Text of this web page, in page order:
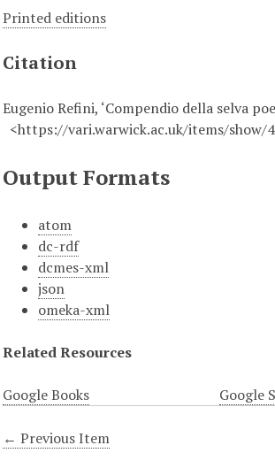
Printed editions
Citation
Eugenio Refini, ‘Compendio della selva
<https://vari.warwick.ac.uk/items/show/
Output Formats
atom
dc-rdf
dcmes-xml
json
omeka-xml
Related Resources
Google Books Google
← Previous Item